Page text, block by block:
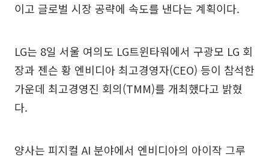
이고 글로벌 시장 공략에 속도를 낸다는 계획이다.
LG는 8일 서울 여의도 LG트윈타워에서 구광모 LG 회
장과 젠슨 황 엔비디아 최고경영자(CEO) 등이 참석한
가운데 최고경영진 회의(TMM)를 개최했다고 밝혔
다.
양사는 피지컬 AI 분야에서 엔비디아의 아이작 그루